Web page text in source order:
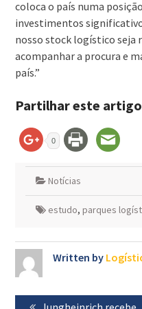
coloca o país numa
investimentos
nosso stock logístico seja
acompanhar a procura e
país.”
Partilhar este
0
Notícias
estudo, parques
Written by
Navegação